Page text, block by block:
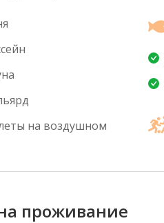
на воздушном
проживание